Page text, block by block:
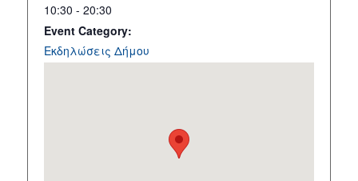
10:30 - 20:30
Event Category:
Εκδηλώσεις Δήμου